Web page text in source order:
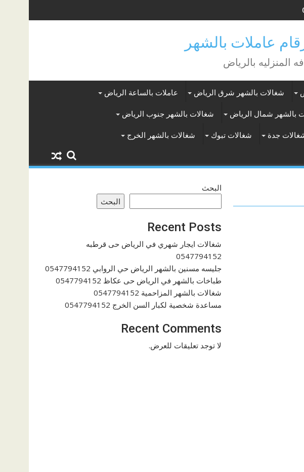
المنزليه بالرياض
شغالات بالشهر شرق الرياض عاملات بالساعة الرياض
بالشهر شمال الرياض شغالات بالشهر جنوب الرياض
جدة شغالات تبوك شغالات بالشهر الخرج
البحث
البحث
Recent Posts
شغالات ايجار شهري في الرياض حى قرطبه
0547794152
جليسه مسنين بالشهر الرياض حي الروابي 0547794152
طباخات بالشهر في الرياض حى عكاظ 0547794152
شغالات بالشهر المزاحمية 0547794152
مساعدة شخصية لكبار السن الخرج 0547794152
Recent Comments
لا توجد تعليقات للعرض.